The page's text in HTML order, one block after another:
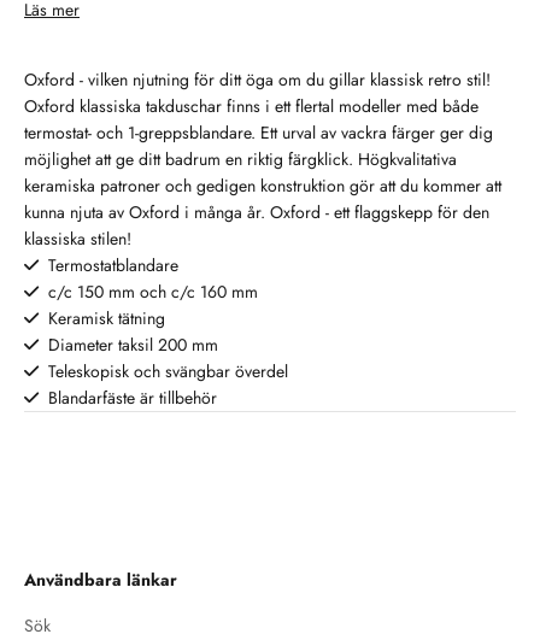
och kommer att fortsätta vårt
än 45 års erfarenhet har vi
försäkrat oss om hög
kvalitetsnivå genom alla steg i
produktionen varvid livslängden
på våra produkter är mycket lång
och ger ett problemfritt
användande år efter år.
mässing, brons, guld eller
vackert blickfång som påminner
om svunna tider. Oxford - ett
flaggskepp för den klassiska
stilen!
handduschar för extra flexibilitet.
Oavsett om du renoverar ditt
badrum eller bygger nytt, är en
takdusch en modern och stilren
detalj som höjer komforten i
vardagen.
Läs mer
Oxford - vilken njutning för ditt öga om du gillar klassisk retro stil!
Oxford klassiska takduschar finns i ett flertal modeller med både
termostat- och 1-greppsblandare. Ett urval av vackra färger ger dig
möjlighet att ge ditt badrum en riktig färgklick. Högkvalitativa
keramiska patroner och gedigen konstruktion gör att du kommer att
kunna njuta av Oxford i många år. Oxford - ett flaggskepp för den
klassiska stilen!
Termostatblandare
c/c 150 mm och c/c 160 mm
Keramisk tätning
Diameter taksil 200 mm
Teleskopisk och svängbar överdel
Blandarfäste är tillbehör
Användbara länkar
Sök